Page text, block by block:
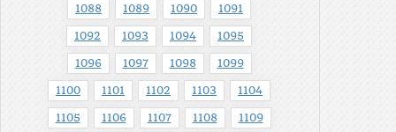
1088 1089 1090 1091
1092 1093 1094 1095
1096 1097 1098 1099
1100 1101 1102 1103 1104
1105 1106 1107 1108 1109